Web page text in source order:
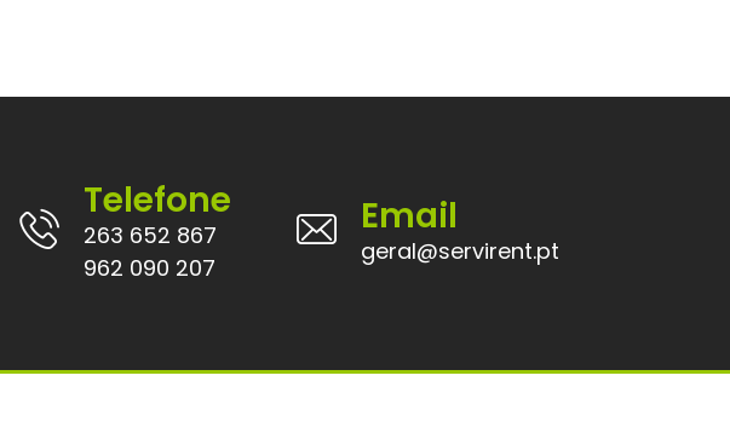
Telefone
263 652 867
962 090 207
Email
geral@servirent.pt